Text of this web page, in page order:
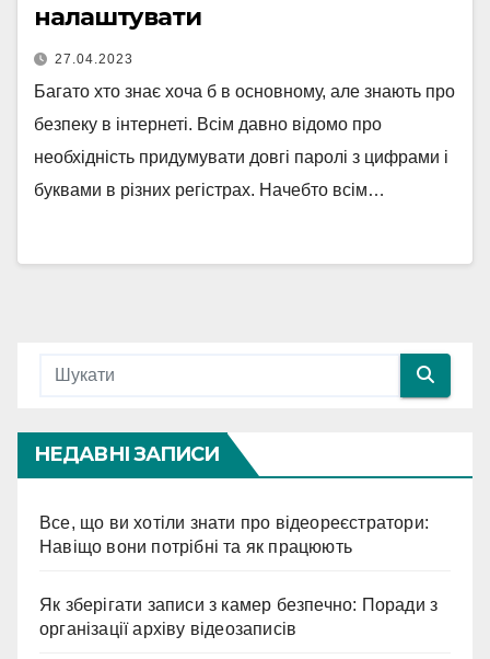
налаштувати
27.04.2023
Багато хто знає хоча б в основному, але знають про
безпеку в інтернеті. Всім давно відомо про
необхідність придумувати довгі паролі з цифрами і
буквами в різних регістрах. Начебто всім…
НЕДАВНІ ЗАПИСИ
Все, що ви хотіли знати про відеореєстратори:
Навіщо вони потрібні та як працюють
Як зберігати записи з камер безпечно: Поради з
організації архіву відеозаписів